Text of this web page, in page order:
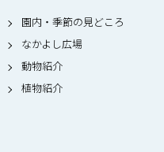
園内・季節の見どころ
なかよし広場
動物紹介
植物紹介